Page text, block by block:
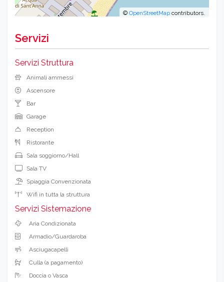
©OpenStreetMap contributors.
Servizi
Servizi Struttura
Animali ammessi
Ascensore
Bar
Garage
Reception
Ristorante
Sala soggiorno/Hall
Sala TV
Spiaggia Convenzionata
Wifi in tutta la struttura
Servizi Sistemazione
Aria Condizionata
Armadio/Guardaroba
Asciugacapelli
Culla (a pagamento)
Doccia o Vasca